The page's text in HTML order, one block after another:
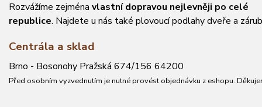
Rozvážíme zejména vlastní dopravou nejlevněji po celé
republice. Najdete u nás také plovoucí podlahy dveře a
Centrála a sklad
Brno - Bosonohy Pražská 674/156 64200
Před osobním vyzvednutím je nutné provést objednávku z eshopu.